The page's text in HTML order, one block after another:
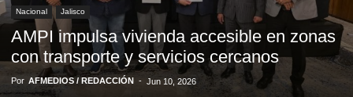
Nacional Jalisco
AMPI impulsa vivienda accesible en zonas
con transporte y servicios cercanos
Por AFMEDIOS / REDACCIÓN - Jun 10, 2026